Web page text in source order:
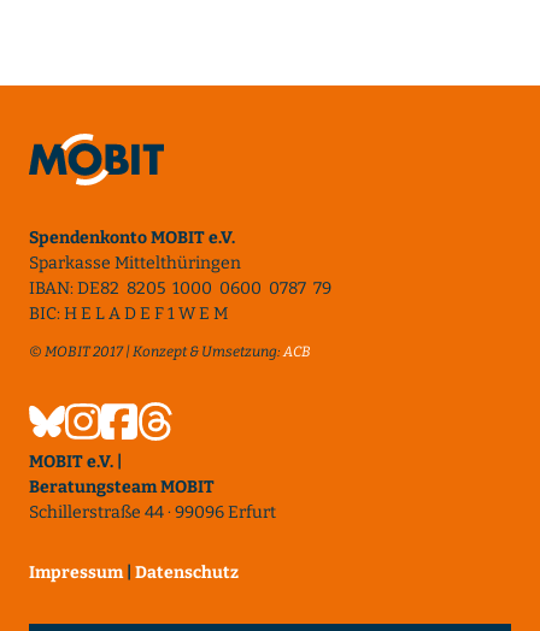
Spendenkonto MOBIT e.V.
Sparkasse Mittelthüringen
IBAN: DE82 8205 1000 0600 0787 79
BIC: H E L A D E F 1 W E M
© MOBIT 2017 | Konzept & Umsetzung:ACB
MOBIT e.V. |
Beratungsteam MOBIT
Schillerstraße 44 · 99096 Erfurt
Impressum Datenschutz